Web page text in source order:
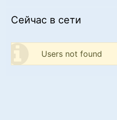
Сейчас в сети
Users not found